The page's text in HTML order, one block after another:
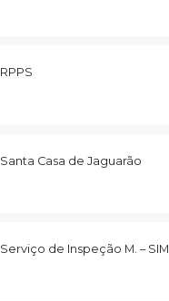
RPPS
Santa Casa de Jaguarão
Serviço de Inspeção M. – SIM